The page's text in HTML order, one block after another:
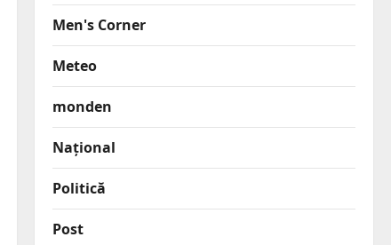
Men's Corner
Meteo
monden
Național
Politică
Post